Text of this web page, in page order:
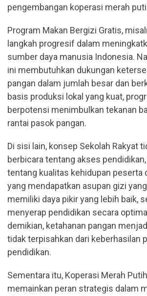
pengembangan koperasi merah
Program Makan Bergizi Gratis,
langkah progresif dalam
sumber daya manusia Indonesia.
ini membutuhkan dukungan
pangan dalam jumlah besar dan
basis produksi lokal yang kuat,
berpotensi menimbulkan tekanan
rantai pasok pangan.
Di sisi lain, konsep Sekolah Rakyat
berbicara tentang akses
tentang kualitas kehidupan peserta
yang mendapatkan asupan gizi
memiliki daya pikir yang lebih baik,
menyerap pendidikan secara
demikian, ketahanan pangan
tidak terpisahkan dari keberhasilan
pendidikan.
Sementara itu, Koperasi Merah
memainkan peran strategis dalam